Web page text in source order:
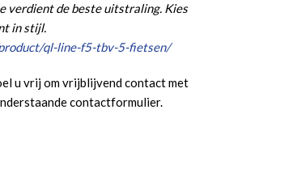
verdient de beste uitstraling. Kies
in stijl.
ql-line-f5-tbv-5-fietsen/
u vrij om vrijblijvend contact met
contactformulier.